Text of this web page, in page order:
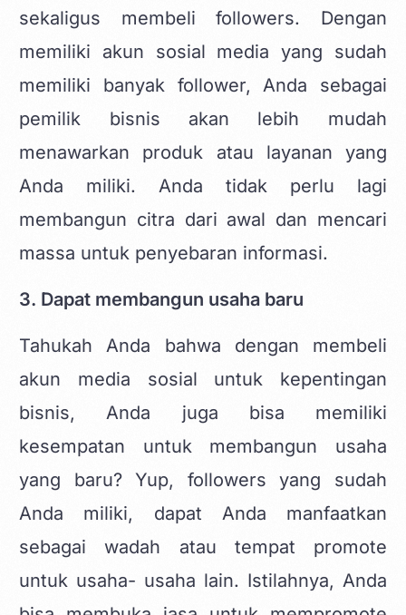
sekaligus membeli followers. Dengan
memiliki akun sosial media yang sudah
memiliki banyak follower, Anda sebagai
pemilik bisnis akan lebih mudah
menawarkan produk atau layanan yang
Anda miliki. Anda tidak perlu lagi
membangun citra dari awal dan mencari
massa untuk penyebaran informasi.
3. Dapat membangun usaha baru
Tahukah Anda bahwa dengan membeli
akun media sosial untuk kepentingan
bisnis, Anda juga bisa memiliki
kesempatan untuk membangun usaha
yang baru? Yup, followers yang sudah
Anda miliki, dapat Anda manfaatkan
sebagai wadah atau tempat promote
untuk usaha- usaha lain. Istilahnya, Anda